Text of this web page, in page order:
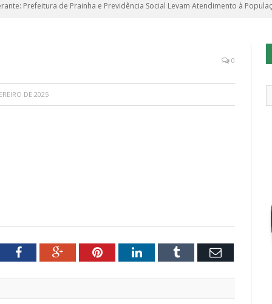
Prefeitura de Prainha e Previdência Social Levam Atendimento à
0
DE 2025
FacebookGoogle+PinterestLinkedInTumblr Email